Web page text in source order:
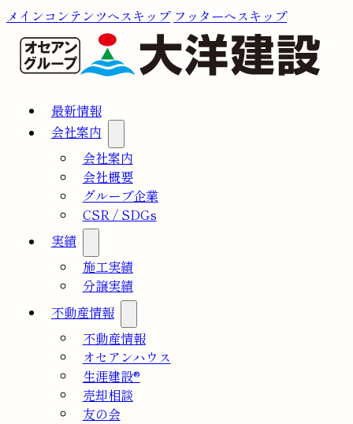
メインコンテンツへスキップ フッターへスキップ
最新情報
会社案内
会社案内
会社概要
グループ企業
CSR / SDGs
実績
施工実績
分譲実績
不動産情報
不動産情報
オセアンハウス
生涯建設®
売却相談
友の会